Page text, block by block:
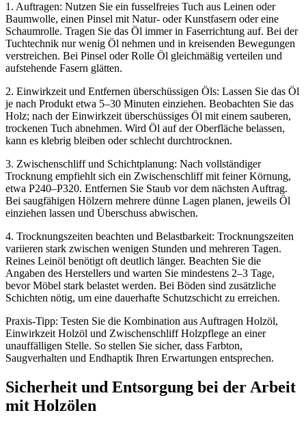
1. Auftragen: Nutzen Sie ein fusselfreies Tuch aus Leinen oder
Baumwolle, einen Pinsel mit Natur- oder Kunstfasern oder eine
Schaumrolle. Tragen Sie das Öl immer in Faserrichtung auf. Bei der
Tuchtechnik nur wenig Öl nehmen und in kreisenden Bewegungen
verstreichen. Bei Pinsel oder Rolle Öl gleichmäßig verteilen und
aufstehende Fasern glätten.
2. Einwirkzeit und Entfernen überschüssigen Öls: Lassen Sie das Öl
je nach Produkt etwa 5–30 Minuten einziehen. Beobachten Sie das
Holz; nach der Einwirkzeit überschüssiges Öl mit einem sauberen,
trockenen Tuch abnehmen. Wird Öl auf der Oberfläche belassen,
kann es klebrig bleiben oder schlecht durchtrocknen.
3. Zwischenschliff und Schichtplanung: Nach vollständiger
Trocknung empfiehlt sich ein Zwischenschliff mit feiner Körnung,
etwa P240–P320. Entfernen Sie Staub vor dem nächsten Auftrag.
Bei saugfähigen Hölzern mehrere dünne Lagen planen, jeweils Öl
einziehen lassen und Überschuss abwischen.
4. Trocknungszeiten beachten und Belastbarkeit: Trocknungszeiten
variieren stark zwischen wenigen Stunden und mehreren Tagen.
Reines Leinöl benötigt oft deutlich länger. Beachten Sie die
Angaben des Herstellers und warten Sie mindestens 2–3 Tage,
bevor Möbel stark belastet werden. Bei Böden sind zusätzliche
Schichten nötig, um eine dauerhafte Schutzschicht zu erreichen.
Praxis-Tipp: Testen Sie die Kombination aus Auftragen Holzöl,
Einwirkzeit Holzöl und Zwischenschliff Holzpflege an einer
unauffälligen Stelle. So stellen Sie sicher, dass Farbton,
Saugverhalten und Endhaptik Ihren Erwartungen entsprechen.
Sicherheit und Entsorgung bei der Arbeit
mit Holzölen